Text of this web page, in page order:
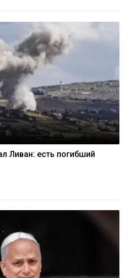
Ливан: есть погибший